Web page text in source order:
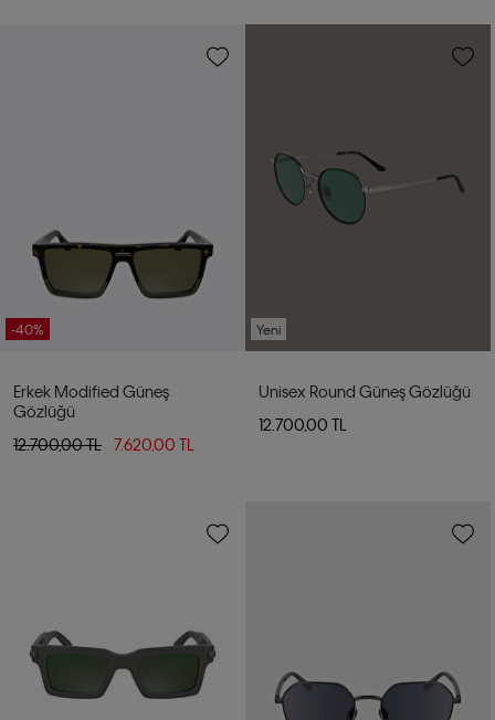
-40%
Erkek Modified Güneş
Gözlüğü
12.700,00 TL
7.620,00 TL
Yeni
Unisex Round Güneş Gözlüğü
12.700,00 TL